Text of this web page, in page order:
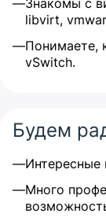
Знакомы с
libvirt,
Понимаете,
vSwitch.
Будем
Интересные
Много